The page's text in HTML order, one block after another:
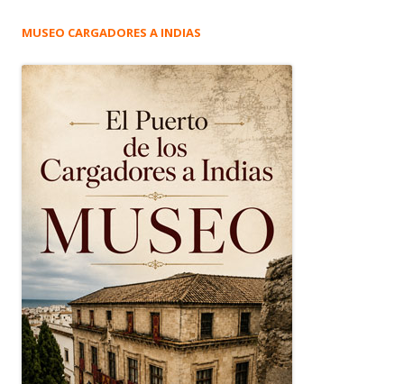
MUSEO CARGADORES A INDIAS